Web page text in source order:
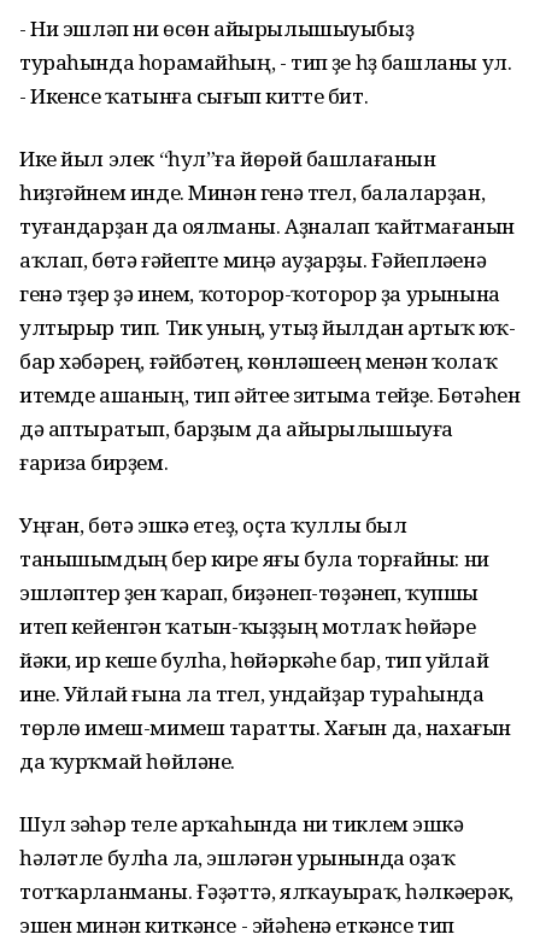
- Ни эшләп ни өсөн айырылышыуыбыҙ
тураһында һорамайһың, - тип үҙе һүҙ башланы ул.
- Икенсе ҡатынға сығып китте бит.
Ике йыл элек “һул”ға йөрөй башлағанын
һиҙгәйнем инде. Минән генә түгел, балаларҙан,
туғандарҙан да оялманы. Аҙналап ҡайтмағанын
аҡлап, бөтә ғәйепте миңә ауҙарҙы. Ғәйепләүенә
генә түҙер ҙә инем, ҡоторор-ҡоторор ҙа урынына
ултырыр тип. Тик уның, утыҙ йылдан артыҡ юҡ-
бар хәбәрең, ғәйбәтең, көнләшеүең менән ҡолаҡ
итемде ашаның, тип әйтеүе зитыма тейҙе. Бөтәһен
дә аптыратып, барҙым да айырылышыуға
ғариза бирҙем.
Уңған, бөтә эшкә етеҙ, оҫта ҡуллы был
танышымдың бер кире яғы була торғайны: ни
эшләптер үҙен ҡарап, биҙәнеп-төҙәнеп, ҡупшы
итеп кейенгән ҡатын-ҡыҙҙың мотлаҡ һөйәре
йәки, ир кеше булһа, һөйәркәһе бар, тип уйлай
ине. Уйлай ғына ла түгел, ундайҙар тураһында
төрлө имеш-мимеш таратты. Хағын да, нахағын
да ҡурҡмай һөйләне.
Шул зәһәр теле арҡаһында ни тиклем эшкә
һәләтле булһа ла, эшләгән урынында оҙаҡ
тотҡарланманы. Ғәҙәттә, ялҡауыраҡ, һәлкәүерәк,
эшен минән киткәнсе - эйәһенә еткәнсе тип